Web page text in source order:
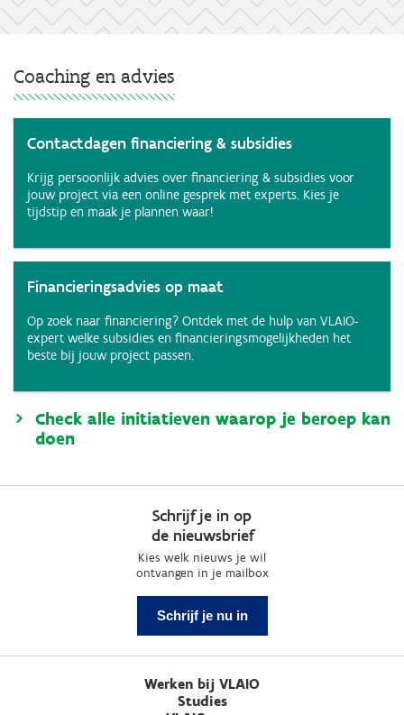
Coaching en advies
Contactdagen financiering & subsidies
Krijg persoonlijk advies over financiering & subsidies voor
jouw project via een online gesprek met experts. Kies je
tijdstip en maak je plannen waar!
Financieringsadvies op maat
Op zoek naar financiering? Ontdek met de hulp van VLAIO-
expert welke subsidies en financieringsmogelijkheden het
beste bij jouw project passen.
Check alle initiatieven waarop je beroep kan
doen
Schrijf je in op
de nieuwsbrief
Kies welk nieuws je wil
ontvangen in je mailbox
Schrijf je nu in
Werken bij VLAIO
Studies